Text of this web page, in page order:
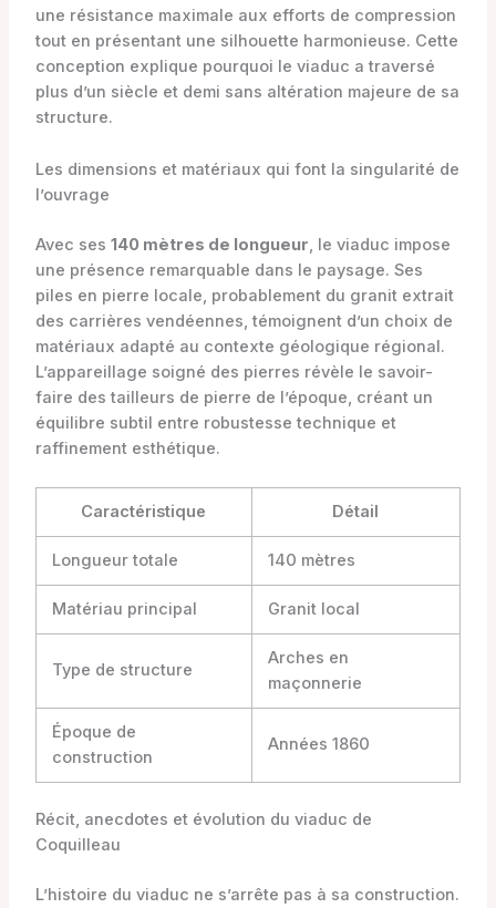
une résistance maximale aux efforts de compression
tout en présentant une silhouette harmonieuse. Cette
conception explique pourquoi le viaduc a traversé
plus d’un siècle et demi sans altération majeure de sa
structure.
Les dimensions et matériaux qui font la singularité de
l’ouvrage
Avec ses 140 mètres de longueur , le viaduc impose
une présence remarquable dans le paysage. Ses
piles en pierre locale, probablement du granit extrait
des carrières vendéennes, témoignent d’un choix de
matériaux adapté au contexte géologique régional.
L’appareillage soigné des pierres révèle le savoir-
faire des tailleurs de pierre de l’époque, créant un
équilibre subtil entre robustesse technique et
raffinement esthétique.
Caractéristique Détail
Longueur totale 140 mètres
Matériau principal Granit local
Type de structure
Arches en
maçonnerie
Époque de
construction
Années 1860
Récit, anecdotes et évolution du viaduc de
Coquilleau
L’histoire du viaduc ne s’arrête pas à sa construction.